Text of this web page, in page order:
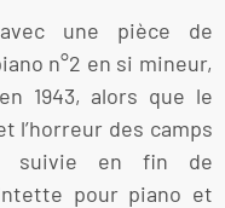
une pièce de
n°2 en si mineur,
1943, alors que le
l’horreur des camps
suivie en fin de
pour piano et